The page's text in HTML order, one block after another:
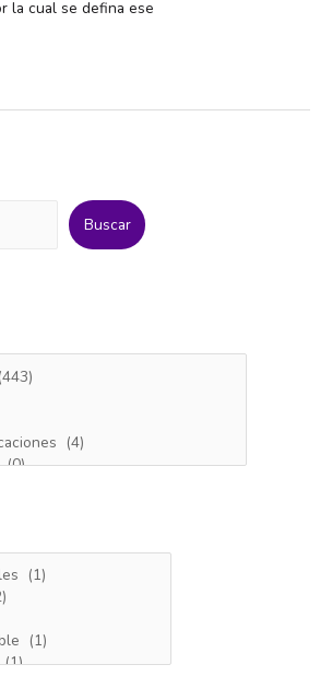
la cual se defina ese
Buscar